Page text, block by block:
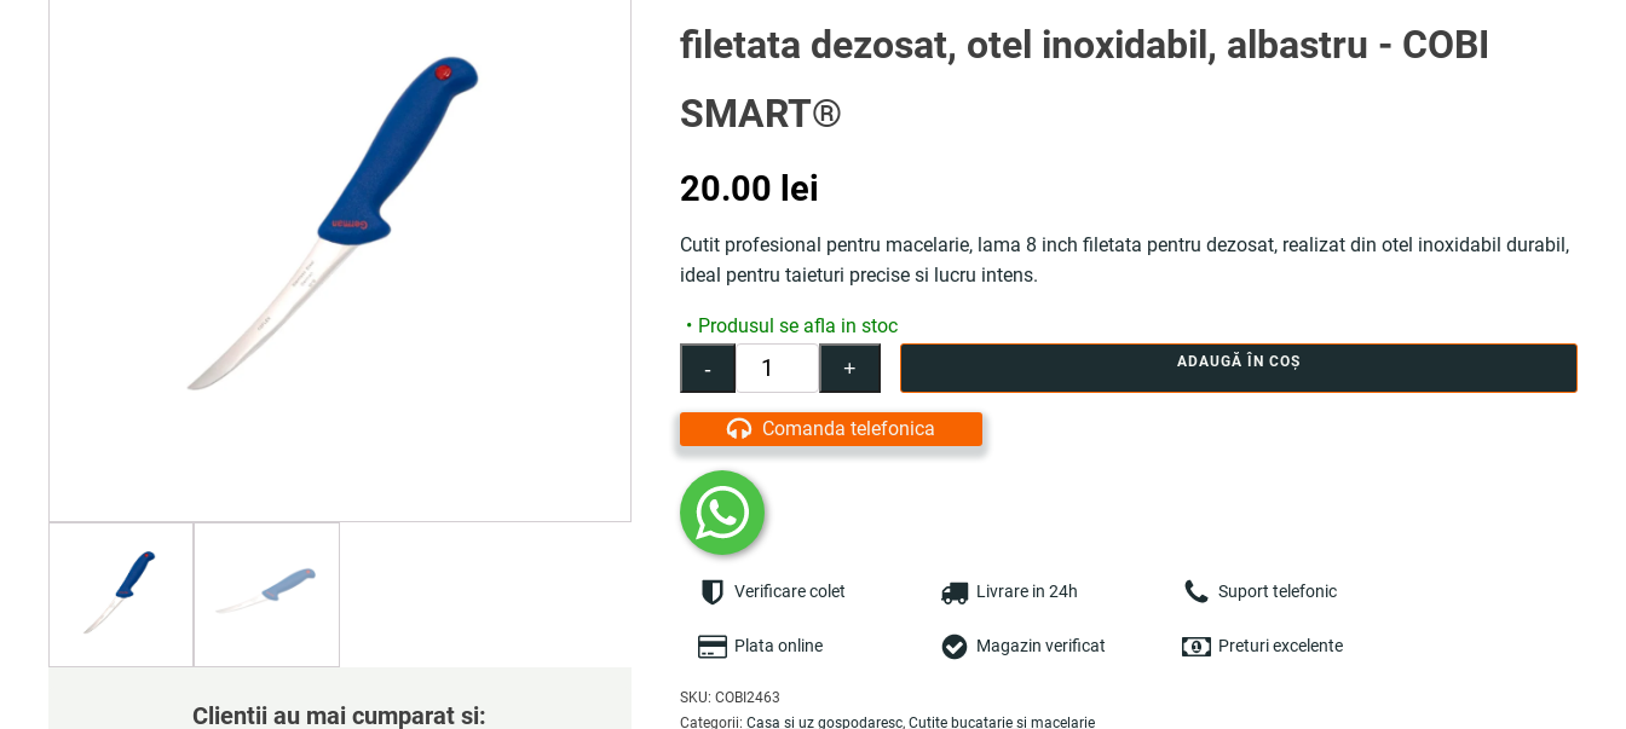
Clientii au mai cumparat si:
filetata dezosat, otel inoxidabil, albastru - COBI
SMART®
20.00 lei
Cutit profesional pentru macelarie, lama 8 inch filetata pentru dezosat, realizat din otel inoxidabil durabil,
ideal pentru taieturi precise si lucru intens.
Produsul se afla in stoc
-
Cantitate
Cutit
profesional
macelarie,
inch
/
21
lama
dezosat,
inoxidabil,
albastru
+ ADAUGĂ ÎN COȘ
Comanda telefonica
Verificare colet Livrare in 24h Suport telefonic
Plata online Magazin verificat Preturi excelente
SKU: COBI2463
Categorii: Casa si uz gospodaresc, Cutite bucatarie si macelarie